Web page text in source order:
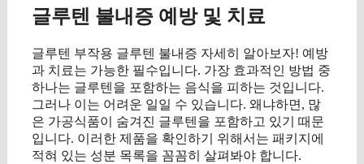
글루텐 불내증 예방 및 치료
글루텐 부작용 글루텐 불내증 자세히 알아보자! 예방
과 치료는 가능한 필수입니다. 가장 효과적인 방법 중
하나는 글루텐을 포함하는 음식을 피하는 것입니다.
그러나 이는 어려운 일일 수 있습니다. 왜냐하면, 많
은 가공식품이 숨겨진 글루텐을 포함하고 있기 때문
입니다. 이러한 제품을 확인하기 위해서는 패키지에
적혀 있는 성분 목록을 꼼꼼히 살펴봐야 합니다.